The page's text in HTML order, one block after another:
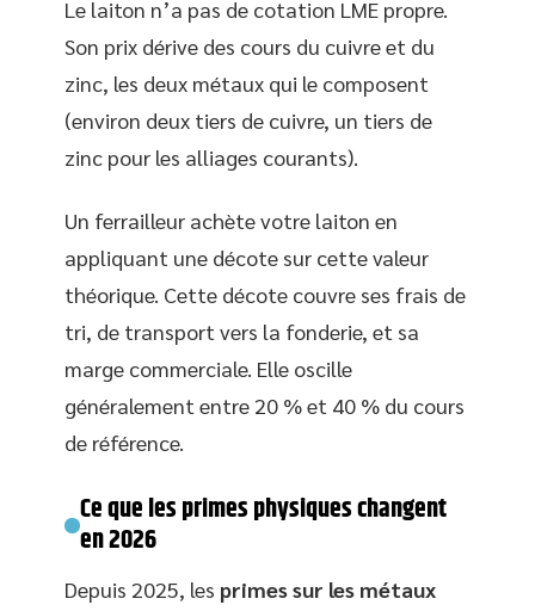
Le laiton n’a pas de cotation LME propre.
Son prix dérive des cours du cuivre et du
zinc, les deux métaux qui le composent
(environ deux tiers de cuivre, un tiers de
zinc pour les alliages courants).
Un ferrailleur achète votre laiton en
appliquant une décote sur cette valeur
théorique. Cette décote couvre ses frais de
tri, de transport vers la fonderie, et sa
marge commerciale. Elle oscille
généralement entre 20 % et 40 % du cours
de référence.
Ce que les primes physiques changent
en 2026
Depuis 2025, les primes sur les métaux